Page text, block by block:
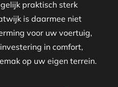
praktisch sterk
is daarmee niet
voor uw voertuig,
in comfort,
op uw eigen terrein.